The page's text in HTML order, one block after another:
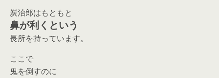
炭治郎はもともと
鼻が利くという
長所を持っています。
ここで
鬼を倒すのに